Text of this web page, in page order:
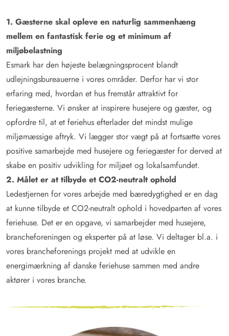
1. Gæsterne skal opleve en naturlig sammenhæng
mellem en fantastisk ferie og et minimum af
miljøbelastning
Esmark har den højeste belægningsprocent blandt
udlejningsbureauerne i vores områder. Derfor har vi stor
erfaring med, hvordan et hus fremstår attraktivt for
feriegæsterne. Vi ønsker at inspirere husejere og gæster, og
opfordre til, at et feriehus efterlader det mindst mulige
miljømæssige aftryk. Vi lægger stor vægt på at fortsætte vores
positive samarbejde med husejere og feriegæster for derved at
skabe en positiv udvikling for miljøet og lokalsamfundet.
2. Målet er at tilbyde et CO2-neutralt ophold
Ledestjernen for vores arbejde med bæredygtighed er en dag
at kunne tilbyde et CO2-neutralt ophold i hovedparten af vores
feriehuse. Det er en opgave, vi samarbejder med husejere,
brancheforeningen og eksperter på at løse. Vi deltager bl.a. i
vores brancheforenings projekt med at udvikle en
energimærkning af danske feriehuse sammen med andre
aktører i vores branche.